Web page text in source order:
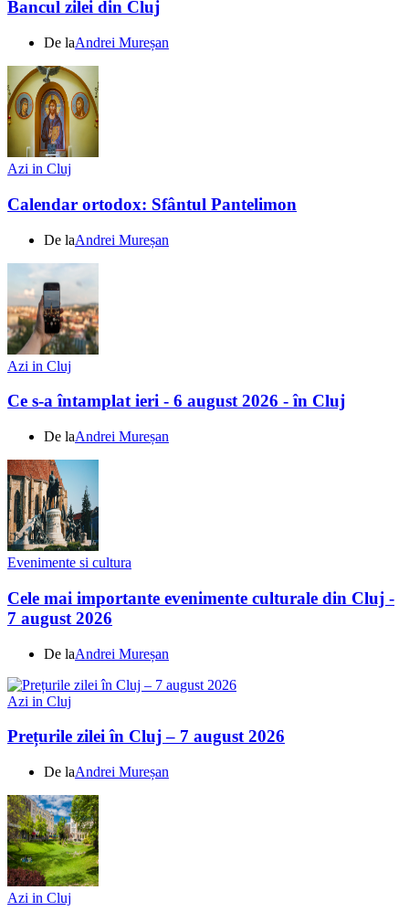
Bancul zilei din Cluj
De laAndrei Mureșan
Azi in Cluj
Calendar ortodox: Sfântul Pantelimon
De laAndrei Mureșan
Azi in Cluj
Ce s-a întamplat ieri - 6 august 2026 - în Cluj
De laAndrei Mureșan
Evenimente si cultura
Cele mai importante evenimente culturale din Cluj -
7 august 2026
De laAndrei Mureșan
Azi in Cluj
Prețurile zilei în Cluj – 7 august 2026
De laAndrei Mureșan
Azi in Cluj